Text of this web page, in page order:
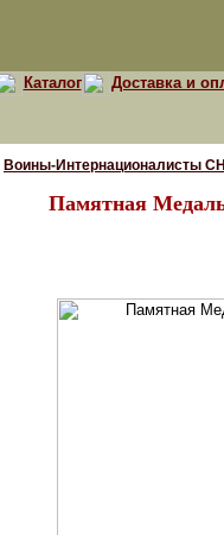
Каталог Доставка и
Воины-Интернационалисты
Памятная